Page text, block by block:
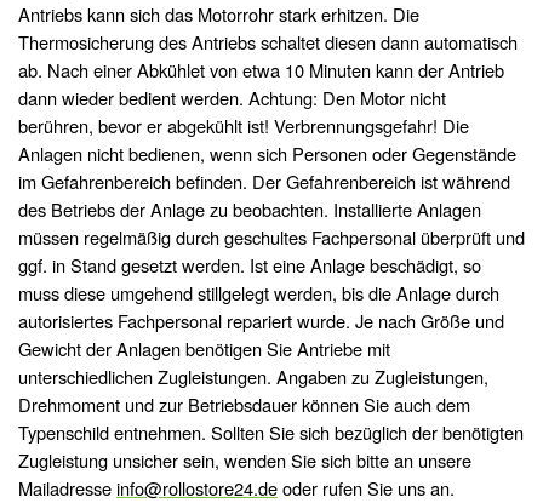
Antriebs kann sich das Motorrohr stark erhitzen. Die
Thermosicherung des Antriebs schaltet diesen dann automatisch
ab. Nach einer Abkühlet von etwa 10 Minuten kann der Antrieb
dann wieder bedient werden. Achtung: Den Motor nicht
berühren, bevor er abgekühlt ist! Verbrennungsgefahr! Die
Anlagen nicht bedienen, wenn sich Personen oder Gegenstände
im Gefahrenbereich befinden. Der Gefahrenbereich ist während
des Betriebs der Anlage zu beobachten. Installierte Anlagen
müssen regelmäßig durch geschultes Fachpersonal überprüft und
ggf. in Stand gesetzt werden. Ist eine Anlage beschädigt, so
muss diese umgehend stillgelegt werden, bis die Anlage durch
autorisiertes Fachpersonal repariert wurde. Je nach Größe und
Gewicht der Anlagen benötigen Sie Antriebe mit
unterschiedlichen Zugleistungen. Angaben zu Zugleistungen,
Drehmoment und zur Betriebsdauer können Sie auch dem
Typenschild entnehmen. Sollten Sie sich bezüglich der benötigten
Zugleistung unsicher sein, wenden Sie sich bitte an unsere
Mailadresseinfo@rollostore24.deoder rufen Sie uns an.